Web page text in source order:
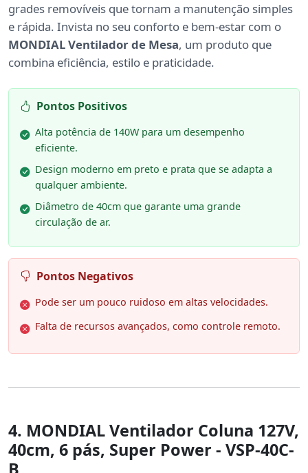
grades removíveis que tornam a manutenção simples
e rápida. Invista no seu conforto e bem-estar com o
MONDIAL Ventilador de Mesa, um produto que
combina eficiência, estilo e praticidade.
Pontos Positivos
Alta potência de 140W para um desempenho
eficiente.
Design moderno em preto e prata que se adapta a
qualquer ambiente.
Diâmetro de 40cm que garante uma grande
circulação de ar.
Pontos Negativos
Pode ser um pouco ruidoso em altas velocidades.
Falta de recursos avançados, como controle remoto.
4. MONDIAL Ventilador Coluna 127V,
40cm, 6 pás, Super Power - VSP-40C-